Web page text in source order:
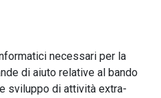
necessari per la
di aiuto relative al bando
sviluppo di attività extra-